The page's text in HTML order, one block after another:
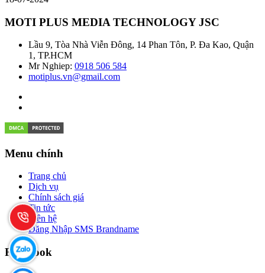
MOTI PLUS MEDIA TECHNOLOGY JSC
Lầu 9, Tòa Nhà Viễn Đông, 14 Phan Tôn, P. Đa Kao, Quận
1, TP.HCM
Mr Nghiep: 0918 506 584
motiplus.vn@gmail.com
Menu chính
Trang chủ
Dịch vụ
Chính sách giá
Tin tức
Liên hệ
Đăng Nhập SMS Brandname
Facebook